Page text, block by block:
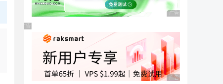
广告 商业广告，理性
广告 商业广告，理性选择
广告 商业广告，理性